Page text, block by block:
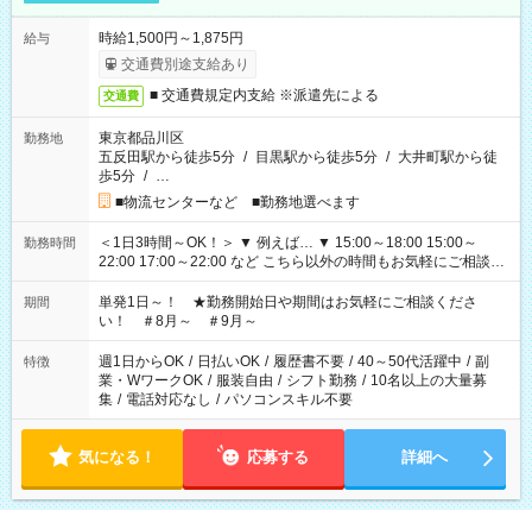
給与
時給1,500円～1,875円
交通費別途支給あり
交通費 ■ 交通費規定内支給 ※派遣先による
勤務地
東京都品川区
五反田駅から徒歩5分 / 目黒駅から徒歩5分 / 大井町駅から徒
歩5分 / …
■物流センターなど ■勤務地選べます
勤務時間
＜1日3時間～OK！＞ ▼ 例えば… ▼ 15:00～18:00 15:00～
22:00 17:00～22:00 など こちら以外の時間もお気軽にご相談く
ださい！
期間
単発1日～！ ★勤務開始日や期間はお気軽にご相談くださ
い！ ＃8月～ ＃9月～
特徴 週1日からOK / 日払いOK / 履歴書不要 / 40～50代活躍中 / 副
業・WワークOK / 服装自由 / シフト勤務 / 10名以上の大量募
集 / 電話対応なし / パソコンスキル不要
気になる！ 応募する 詳細へ